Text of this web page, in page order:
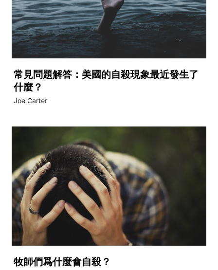
常見問題解答：美國的自殺現象最近發生了
什麼？
Joe Carter
牧師們爲什麼會自殺？